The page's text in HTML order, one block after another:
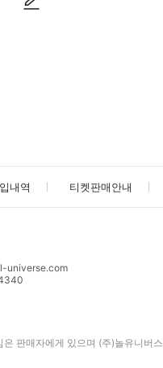
내역 티켓판매안내
universe.com
판매자에게 있으며 (주)놀유니버스